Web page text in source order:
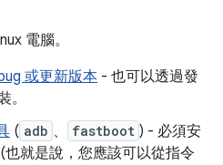
電腦。
或更新版本 - 也可以透過發
。
( adb 、 fastboot ) - 必須安
也就是說，您應該可以從指令